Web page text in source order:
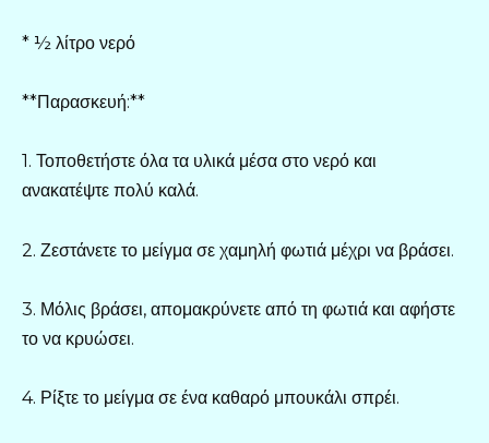
* ½ λίτρο νερό
**Παρασκευή:**
1. Τοποθετήστε όλα τα υλικά μέσα στο νερό και
ανακατέψτε πολύ καλά.
2. Ζεστάνετε το μείγμα σε χαμηλή φωτιά μέχρι να βράσει.
3. Μόλις βράσει, απομακρύνετε από τη φωτιά και αφήστε
το να κρυώσει.
4. Ρίξτε το μείγμα σε ένα καθαρό μπουκάλι σπρέι.